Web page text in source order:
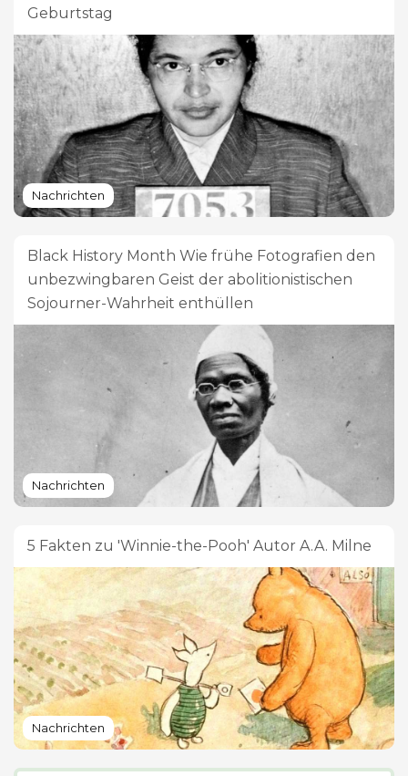
Geburtstag
Nachrichten
Black History Month Wie frühe Fotografien den
unbezwingbaren Geist der abolitionistischen
Sojourner-Wahrheit enthüllen
Nachrichten
5 Fakten zu 'Winnie-the-Pooh' Autor A.A. Milne
Nachrichten